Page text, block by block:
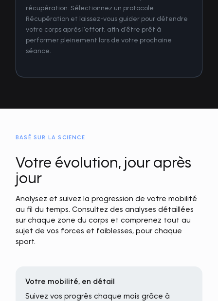
récupération. Sélectionnez un protocole
Récupération et laissez-vous guider pour détendre
votre corps après l’effort, afin d’être prêt à
performer pleinement lors de votre prochaine
séance.
BASÉ SUR LA SCIENCE
Votre évolution, jour après
jour
Analysez et suivez la progression de votre mobilité
au fil du temps. Consultez des analyses détaillées
sur chaque zone du corps et comprenez tout au
sujet de vos forces et faiblesses, pour chaque
sport.
Votre mobilité, en détail
Suivez vos progrès chaque mois grâce à